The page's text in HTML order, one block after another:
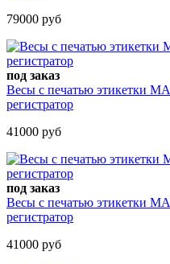
79000 руб
под заказ
Весы с печатью этикетки
регистратор
41000 руб
под заказ
Весы с печатью этикетки
регистратор
41000 руб